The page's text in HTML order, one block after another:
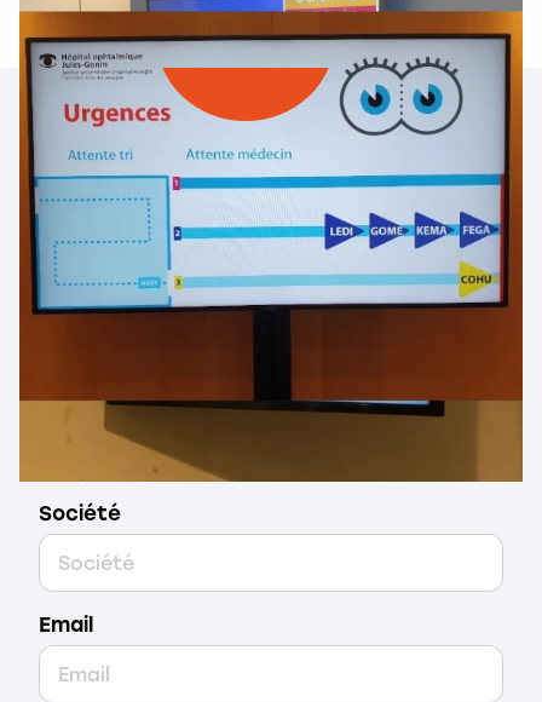
Demandez la brochure
eZCom
Complétez le formulaire pour recevoir la
brochure sur notre logiciel d’affichage
Nom Prénom
Société
Email